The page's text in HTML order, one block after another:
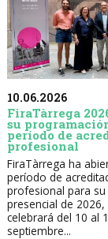
10.06.2026
FiraTàrrega
su
período de
profesional
FiraTàrrega ha
período de
profesional para su
presencial de 2026,
celebrará del 10 al
septiembre...